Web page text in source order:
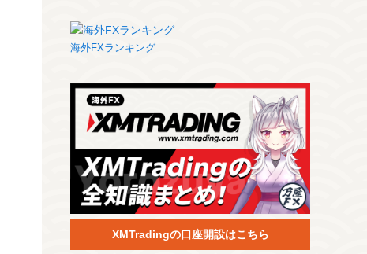
海外FXランキング
XMTradingの口座開設はこちら